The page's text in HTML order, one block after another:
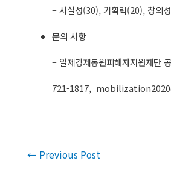
– 사실성(30), 기획력(20), 창의
문의 사항
– 일제강제동원피해자지원재
721-1817,
Post
← Previous Post